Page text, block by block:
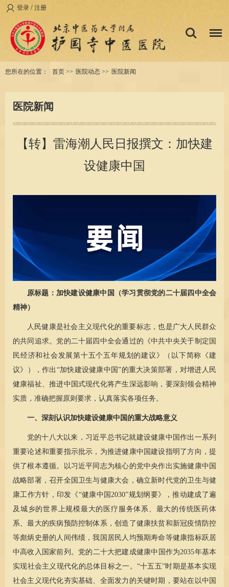
登录 / 注册
您所在的位置： 首页 >> 医院动态 >> 医院新闻
医院新闻
【转】雷海潮人民日报撰文：加快建
设健康中国
原标题：加快建设健康中国（学习贯彻党的二十届四中全会
精神）
人民健康是社会主义现代化的重要标志，也是广大人民群众
的共同追求。党的二十届四中全会通过的《中共中央关于制定国
民经济和社会发展第十五个五年规划的建议》（以下简称《建
议》），作出“加快建设健康中国”的重大决策部署，对增进人民
健康福祉、推进中国式现代化将产生深远影响，要深刻领会精神
实质，准确把握原则要求，认真落实各项任务。
一、深刻认识加快建设健康中国的重大战略意义
党的十八大以来，习近平总书记就建设健康中国作出一系列
重要论述和重要指示批示，为推进健康中国建设指明了方向，提
供了根本遵循。以习近平同志为核心的党中央作出实施健康中国
战略部署，召开全国卫生与健康大会，确立新时代党的卫生与健
康工作方针，印发《“健康中国2030”规划纲要》，推动建成了遍
及城乡的世界上规模最大的医疗服务体系、最大的传统医药体
系、最大的疾病预防控制体系，创造了健康扶贫和新冠疫情防控
等彪炳史册的人间伟绩，我国居民人均预期寿命等健康指标跃居
中高收入国家前列。党的二十大把建成健康中国作为2035年基本
实现社会主义现代化的总体目标之一。“十五五”时期是基本实现
社会主义现代化夯实基础、全面发力的关键时期，要站在以中国